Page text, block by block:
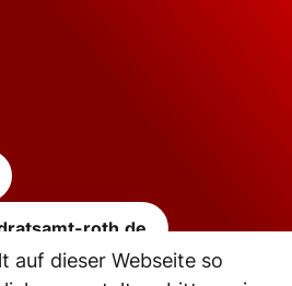
roth.de
auf dieser Webseite so